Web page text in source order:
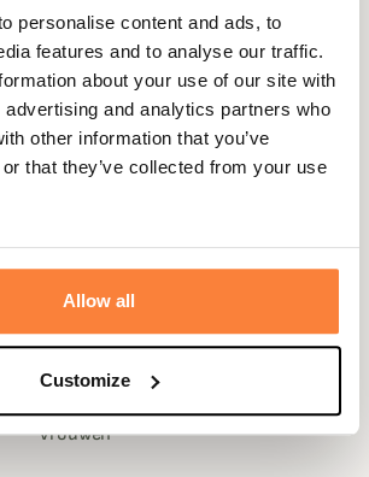
personalise content and ads, to
features and to analyse our traffic.
about your use of our site with
and analytics partners who
other information that you’ve
that they’ve collected from your use
Allow all
Customize
tijdens de actieve jacht. De
gemakkelijk om te dragen met een
dit jack net zo geschikt is voor
platteland als voor formele
zijn beschermd om schuren tegen
Dit jack heeft ook twee zakken
bodywarmer voor dames
bescherming en stijl.
Groen
Vrouwen